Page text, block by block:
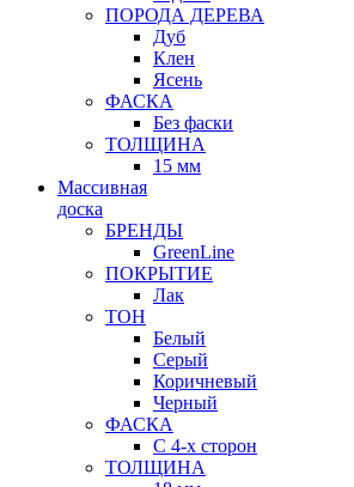
ПОРОДА ДЕРЕВА
Дуб
Клен
Ясень
ФАСКА
Без фаски
ТОЛЩИНА
15 мм
Массивная
доска
БРЕНДЫ
GreenLine
ПОКРЫТИЕ
Лак
ТОН
Белый
Серый
Коричневый
Черный
ФАСКА
С 4-х сторон
ТОЛЩИНА